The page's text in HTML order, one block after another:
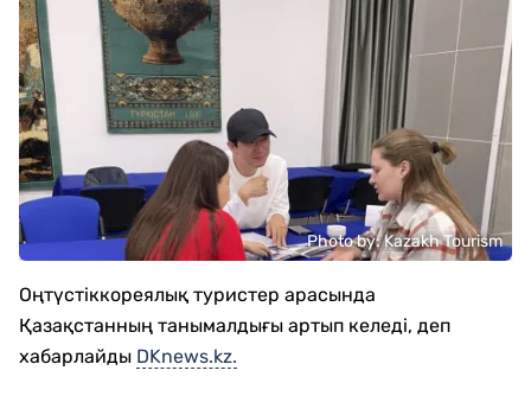
Photo by: Kazakh Tourism
Оңтүстіккореялық туристер арасында
Қазақстанның танымалдығы артып келеді, деп
хабарлайды DKnews.kz.